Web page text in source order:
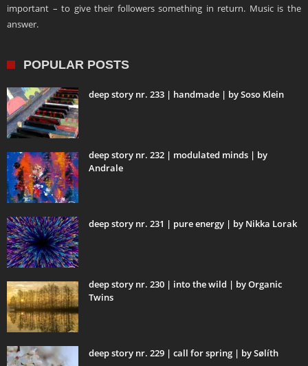
important – to give their followers something in return. Music is the
answer.
POPULAR POSTS
deep story nr. 233 | handmade | by Soso Klein
deep story nr. 232 | modulated minds | by
Andrale
deep story nr. 231 | pure energy | by Nikka Lorak
deep story nr. 230 | into the wild | by Organic
Twins
deep story nr. 229 | call for spring | by Sølíth